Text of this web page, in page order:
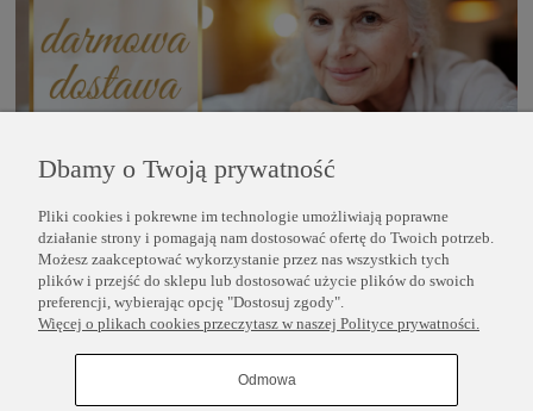
POMOC
INFORMACJE
Dbamy o Twoją prywatność
Pliki cookies i pokrewne im technologie umożliwiają poprawne
działanie strony i pomagają nam dostosować ofertę do Twoich potrzeb.
Możesz zaakceptować wykorzystanie przez nas wszystkich tych
plików i przejść do sklepu lub dostosować użycie plików do swoich
preferencji, wybierając opcję "Dostosuj zgody".
Więcej o plikach cookies przeczytasz w naszej Polityce prywatności.
Odmowa